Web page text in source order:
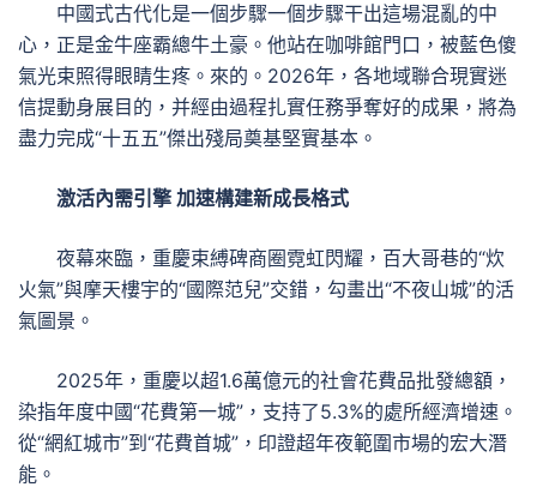
中國式古代化是一個步驟一個步驟干出這場混亂的中
心，正是金牛座霸總牛土豪。他站在咖啡館門口，被藍色傻
氣光束照得眼睛生疼。來的。2026年，各地域聯合現實迷
信提動身展目的，并經由過程扎實任務爭奪好的成果，將為
盡力完成“十五五”傑出殘局奠基堅實基本。
激活內需引擎 加速構建新成長格式
夜幕來臨，重慶束縛碑商圈霓虹閃耀，百大哥巷的“炊
火氣”與摩天樓宇的“國際范兒”交錯，勾畫出“不夜山城”的活
氣圖景。
2025年，重慶以超1.6萬億元的社會花費品批發總額，
染指年度中國“花費第一城”，支持了5.3%的處所經濟增速。
從“網紅城市”到“花費首城”，印證超年夜範圍市場的宏大潛
能。